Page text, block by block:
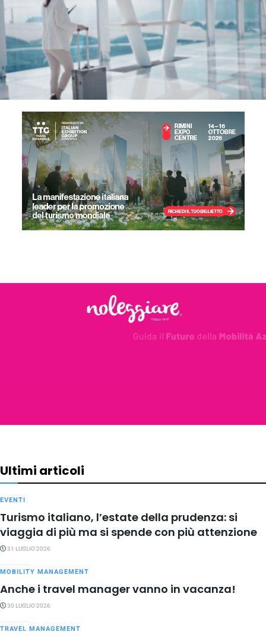
Ultimi articoli
EVENTI
Turismo italiano, l’estate della prudenza: si
viaggia di più ma si spende con più attenzione
31 LUGLIO 2026
MOBILITY MANAGEMENT
Anche i travel manager vanno in vacanza!
30 LUGLIO 2026
TRAVEL MANAGEMENT